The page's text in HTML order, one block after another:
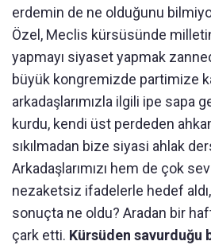
erdemin de ne olduğunu
Özel, Meclis kürsüsünde
yapmayı siyaset yapmak
büyük kongremizde partimize
arkadaşlarımızla ilgili ipe sapa
kurdu, kendi üst perdeden
sıkılmadan bize siyasi ahlak
Arkadaşlarımızı hem de çok
nezaketsiz ifadelerle hedef
sonuçta ne oldu? Aradan bir
çark etti. Kürsüden savurduğu